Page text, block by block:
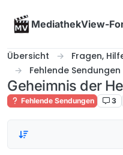
MediathekView-
Übersicht
Fragen,
Fehlende Sendungen
Geheimnis der
Fehlende Sendungen 3